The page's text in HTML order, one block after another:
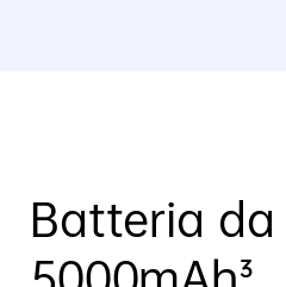
Batteria da
5000mAh³